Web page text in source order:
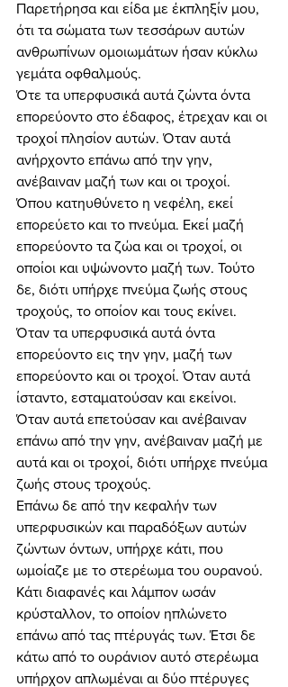
Παρετήρησα και είδα με έκπληξίν μου,
ότι τα σώματα των τεσσάρων αυτών
ανθρωπίνων ομοιωμάτων ήσαν κύκλω
γεμάτα οφθαλμούς.
Ότε τα υπερφυσικά αυτά ζώντα όντα
επορεύοντο στο έδαφος, έτρεχαν και οι
τροχοί πλησίον αυτών. Όταν αυτά
ανήρχοντο επάνω από την γην,
ανέβαιναν μαζή των και οι τροχοί.
Όπου κατηυθύνετο η νεφέλη, εκεί
επορεύετο και το πνεύμα. Εκεί μαζή
επορεύοντο τα ζώα και οι τροχοί, οι
οποίοι και υψώνοντο μαζή των. Τούτο
δε, διότι υπήρχε πνεύμα ζωής στους
τροχούς, το οποίον και τους εκίνει.
Όταν τα υπερφυσικά αυτά όντα
επορεύοντο εις την γην, μαζή των
επορεύοντο και οι τροχοί. Όταν αυτά
ίσταντο, εσταματούσαν και εκείνοι.
Όταν αυτά επετούσαν και ανέβαιναν
επάνω από την γην, ανέβαιναν μαζή με
αυτά και οι τροχοί, διότι υπήρχε πνεύμα
ζωής στους τροχούς.
Επάνω δε από την κεφαλήν των
υπερφυσικών και παραδόξων αυτών
ζώντων όντων, υπήρχε κάτι, που
ωμοίαζε με το στερέωμα του ουρανού.
Κάτι διαφανές και λάμπον ωσάν
κρύσταλλον, το οποίον ηπλώνετο
επάνω από τας πτέρυγάς των. Έτσι δε
κάτω από το ουράνιον αυτό στερέωμα
υπήρχον απλωμέναι αι δύο πτέρυγες